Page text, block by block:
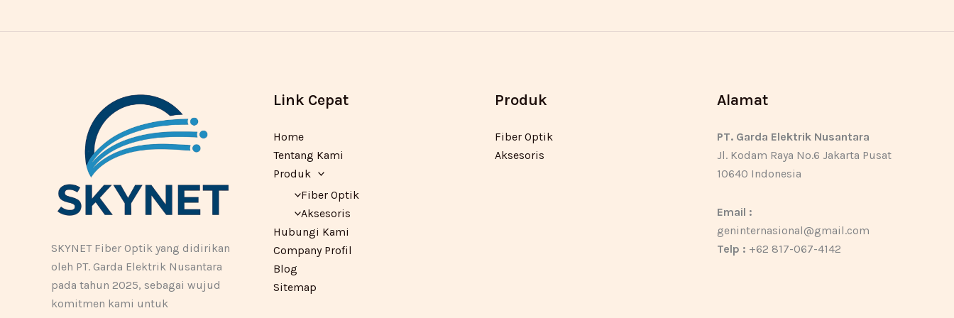
SKYNET Fiber Optik yang didirikan
oleh PT. Garda Elektrik Nusantara
pada tahun 2025, sebagai wujud
komitmen kami untuk
Link Cepat
Home
Tentang Kami
Produk
Fiber Optik
Aksesoris
Hubungi Kami
Company Profil
Blog
Sitemap
Produk
Fiber Optik
Aksesoris
Alamat
PT. Garda Elektrik Nusantara
Jl. Kodam Raya No.6 Jakarta Pusat
10640 Indonesia
Email :
geninternasional@gmail.com
Telp : +62 817-067-4142